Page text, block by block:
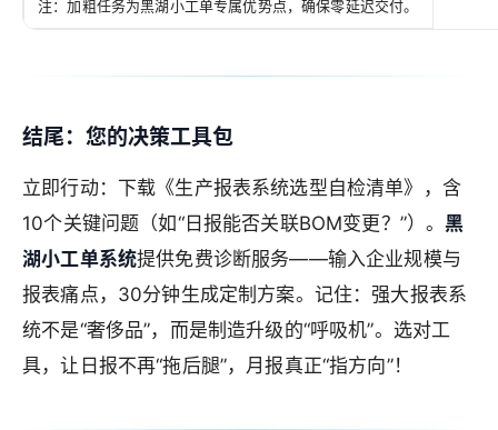
注：加粗任务为黑湖小工单专属优势点，确保零延迟交付。
结尾：您的决策工具包
立即行动：下载《生产报表系统选型自检清单》，含
10个关键问题（如“日报能否关联BOM变更？”）。黑
湖小工单系统提供免费诊断服务——输入企业规模与
报表痛点，30分钟生成定制方案。记住：强大报表系
统不是“奢侈品”，而是制造升级的“呼吸机”。选对工
具，让日报不再“拖后腿”，月报真正“指方向”！